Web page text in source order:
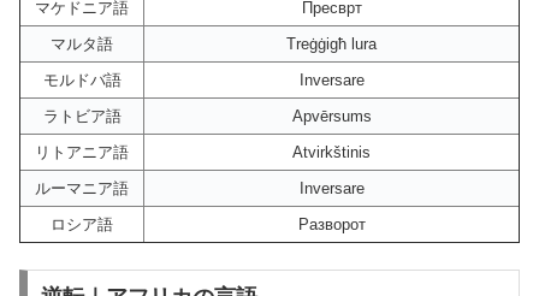
マケドニア語
Пресврт
マルタ語
Treġġigħ lura
モルドバ語
Inversare
ラトビア語
Apvērsums
リトアニア語
Atvirkštinis
ルーマニア語
Inversare
ロシア語
Разворот